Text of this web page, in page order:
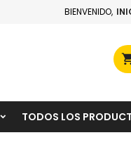
BIENVENIDO,
TODOS LOS